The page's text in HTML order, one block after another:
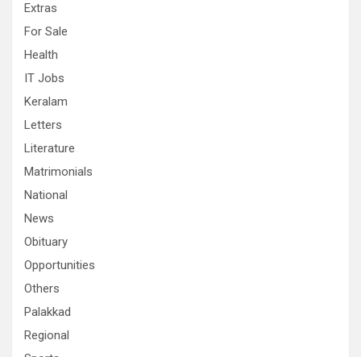
Extras
For Sale
Health
IT Jobs
Keralam
Letters
Literature
Matrimonials
National
News
Obituary
Opportunities
Others
Palakkad
Regional